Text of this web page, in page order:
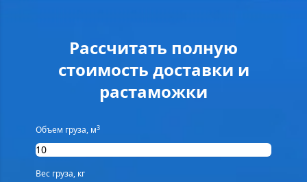
Рассчитать полную
стоимость доставки и
растаможки
Объем груза, м3
Вес груза, кг